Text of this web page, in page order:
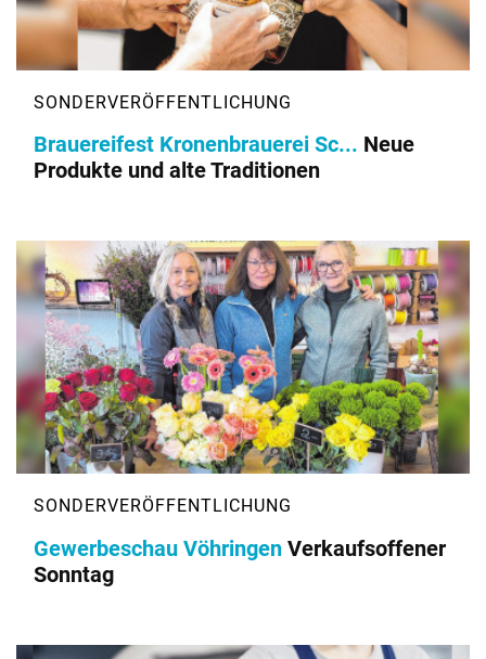
Brauereifest Kronenbrauerei Sc... Neue
Produkte und alte Traditionen
Gewerbeschau Vöhringen Verkaufsoffener
Sonntag